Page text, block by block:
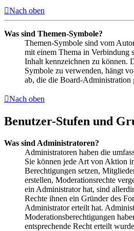
Nach oben
Was sind Themen-Symbole?
Themen-Symbole sind vom
mit einem Thema in Verbindung
Inhalt kennzeichnen zu können.
Symbole zu verwenden, hängt
ab, die die Board-Administration
Nach oben
Benutzer-Stufen und
Was sind Administratoren?
Administratoren haben die
Sie können jede Art von Aktion
Berechtigungen setzen,
erstellen, Moderationsrechte
ein Administrator hat, sind
Rechte ihnen ein Gründer des
Administrator erteilt hat.
Moderationsberechtigungen
entsprechende Recht erteilt